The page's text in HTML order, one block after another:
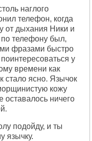
наглого
телефон, когда
от дыхания Ники и
по телефону был,
фразами быстро
у
времени как
стало ясно. Язычок
кожу
оставалось ничего
подойду, и ты
язычку.